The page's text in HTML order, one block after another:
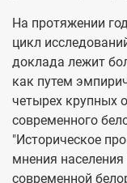
На протяжении
цикл
доклада лежит
как путем
четырех крупных
современного
"Историческое
мнения
современной